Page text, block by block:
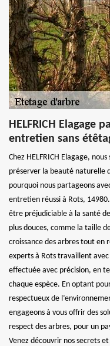
HELFRICH Elagage
entretien sans
Chez HELFRICH Elagage,
préserver la beauté naturelle
pourquoi nous partageons
entretien réussi à Rots,
être préjudiciable à la santé
plus douces, comme la taille
croissance des arbres tout
experts à Rots travaillent
effectuée avec précision, en
chaque espèce. En optant
respectueux de
engageons à vous offrir des
respect des arbres, pour un
Venez découvrir nos secrets